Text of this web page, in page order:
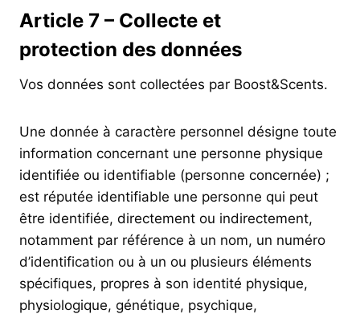
Article 7 – Collecte et
protection des données
Vos données sont collectées par Boost&Scents.
Une donnée à caractère personnel désigne toute
information concernant une personne physique
identifiée ou identifiable (personne concernée) ;
est réputée identifiable une personne qui peut
être identifiée, directement ou indirectement,
notamment par référence à un nom, un numéro
d’identification ou à un ou plusieurs éléments
spécifiques, propres à son identité physique,
physiologique, génétique, psychique,